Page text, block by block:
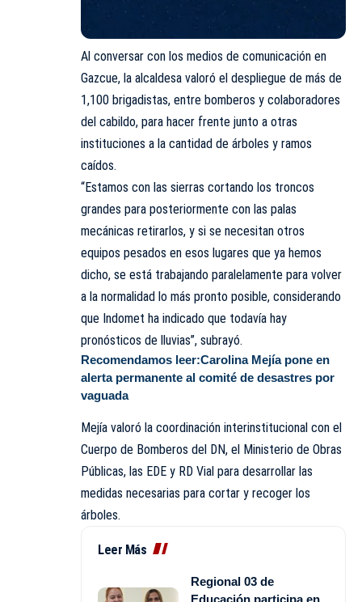
Al conversar con los medios de comunicación en
Gazcue, la alcaldesa valoró el despliegue de más de
1,100 brigadistas, entre bomberos y colaboradores
del cabildo, para hacer frente junto a otras
instituciones a la cantidad de árboles y ramos
caídos.
“Estamos con las sierras cortando los troncos
grandes para posteriormente con las palas
mecánicas retirarlos, y si se necesitan otros
equipos pesados en esos lugares que ya hemos
dicho, se está trabajando paralelamente para volver
a la normalidad lo más pronto posible, considerando
que Indomet ha indicado que todavía hay
pronósticos de lluvias”, subrayó.
Recomendamos leer:Carolina Mejía pone en
alerta permanente al comité de desastres por
vaguada
Mejía valoró la coordinación interinstitucional con el
Cuerpo de Bomberos del DN, el Ministerio de Obras
Públicas, las EDE y RD Vial para desarrollar las
medidas necesarias para cortar y recoger los
árboles.
Leer Más
Regional 03 de
Educación participa en